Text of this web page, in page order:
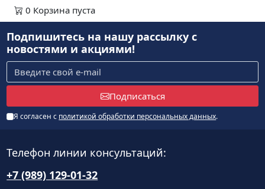
0 Корзина пуста
Подпишитесь на нашу рассылкус
новостями и акциями!
Подписаться
Я согласен с политикой обработки персональных данных.
Телефон линии консультаций:
+7 (989) 129-01-32